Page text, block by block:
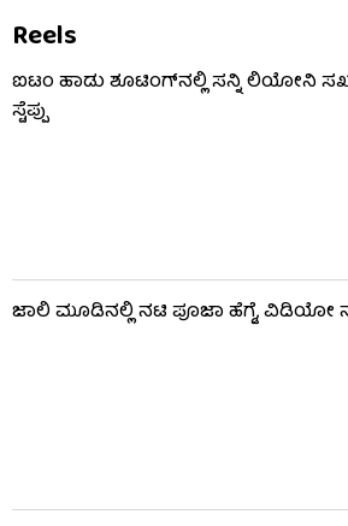
Reels
ಐಟಂ ಹಾಡು ಶೂಟಿಂಗ್​​ನಲ್ಲಿ ಸನ್ನಿ ಲಿಯೋನಿ
ಸ್ಟೆಪ್ಪು
ಜಾಲಿ ಮೂಡಿನಲ್ಲಿ ನಟಿ ಪೂಜಾ ಹೆಗ್ಡೆ,